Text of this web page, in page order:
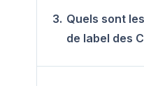
3. Quels sont
de label des